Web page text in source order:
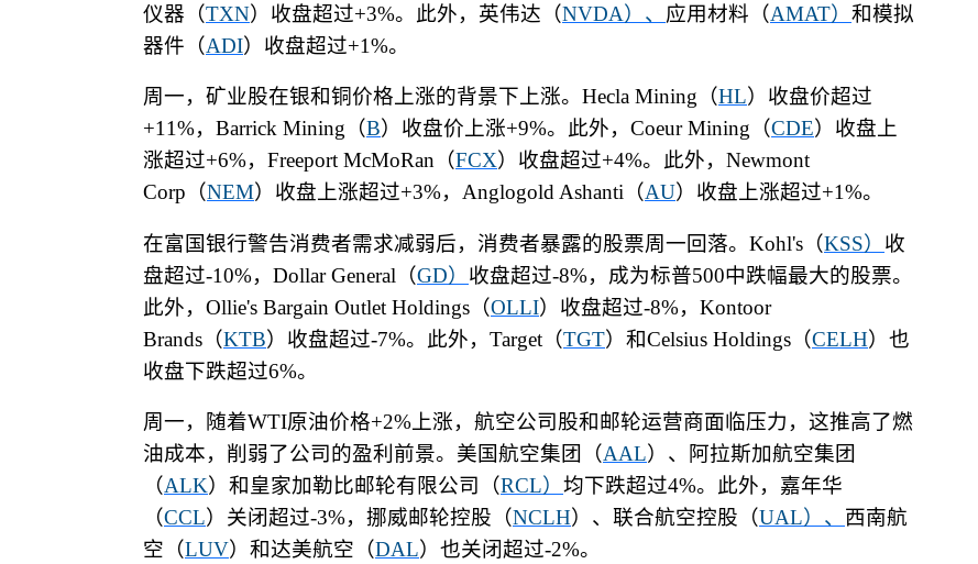
仪器（TXN）收盘超过+3%。此外，英伟达（NVDA）、 应用材料（AMAT） 和模拟
器件（ADI）收盘超过+1%。
周一，矿业股在银和铜价格上涨的背景下上涨。 Hecla Mining （HL）收盘价超过
+11%， Barrick Mining （B）收盘价上涨+9%。此外， Coeur Mining （CDE）收盘上
涨超过+6%， Freeport McMoRan （FCX）收盘超过+4%。此外， Newmont
Corp （NEM）收盘上涨超过+3%， Anglogold Ashanti （AU）收盘上涨超过+1%。
在富国银行警告消费者需求减弱后，消费者暴露的股票周一回落。 Kohl's （KSS） 收
盘超过-10%， Dollar General （GD） 收盘超过-8%，成为标普500中跌幅最大的股票。
此外， Ollie's Bargain Outlet Holdings （OLLI）收盘超过-8%， Kontoor
Brands （KTB）收盘超过-7%。此外， Target （TGT）和Celsius Holdings （CELH）也
收盘下跌超过6%。
周一，随着WTI原油价格+2%上涨，航空公司股和邮轮运营商面临压力，这推高了燃
油成本，削弱了公司的盈利前景。美国航空集团（AAL）、阿拉斯加航空集团
（ALK）和皇家加勒比邮轮有限公司（RCL） 均下跌超过4%。此外，嘉年华
（CCL）关闭超过-3%，挪威邮轮控股（NCLH）、联合航空控股（UAL）、 西南航
空（LUV）和达美航空（DAL）也关闭超过-2%。